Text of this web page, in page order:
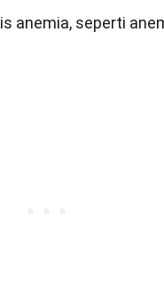
anemia, seperti